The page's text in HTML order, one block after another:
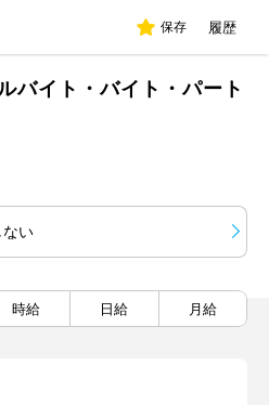
保存 履歴
バイト・バイト・パート
ない
時給 日給 月給